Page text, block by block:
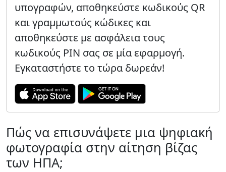
υπογραφών, αποθηκεύστε κωδικούς QR
και γραμμωτούς κώδικες και
αποθηκεύστε με ασφάλεια τους
κωδικούς PIN σας σε μία εφαρμογή.
Εγκαταστήστε το τώρα δωρεάν!
Πώς να επισυνάψετε μια ψηφιακή
φωτογραφία στην αίτηση βίζας
των ΗΠΑ;